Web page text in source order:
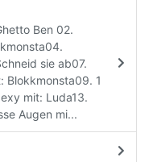
Ben 02.
sie ab07.
Blokkmonsta09. 1
mit: Luda13.
Augen mi...